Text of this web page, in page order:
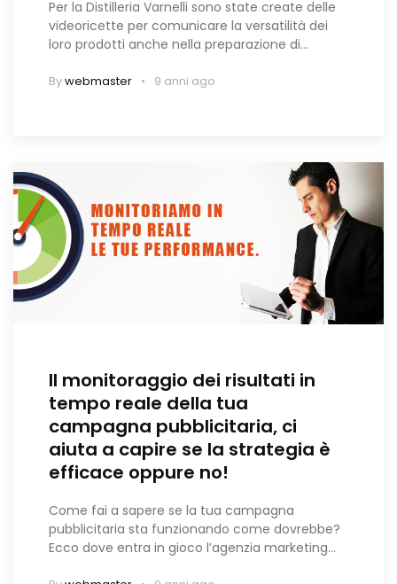
Per la Distilleria Varnelli sono state create delle
videoricette per comunicare la versatilità dei
loro prodotti anche nella preparazione di…
Bywebmaster 9 anni ago
Il monitoraggio dei risultati in
tempo reale della tua
campagna pubblicitaria, ci
aiuta a capire se la strategia è
efficace oppure no!
Come fai a sapere se la tua campagna
pubblicitaria sta funzionando come dovrebbe?
Ecco dove entra in gioco l’agenzia marketing…